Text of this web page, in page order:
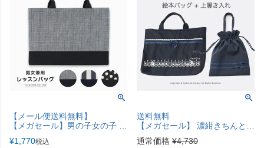
【メール便送料無料】
【メガセール】男の子女の子 おしゃれレッスンバッグ ストライプ デニム 手提げ袋 YUP12 スクール レッスンバッグ・巾着《メール便優先商品》
¥1,770税込
送料無料
【メガセール】 濃紺きちんとバッグ2個セット（絵本バッグ、リボン巾着袋）TAK
通常価格 ¥4,730